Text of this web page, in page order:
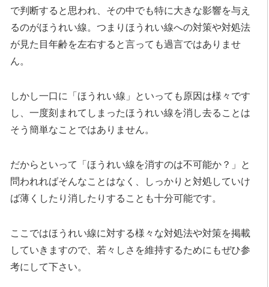
で判断すると思われ、その中でも特に大きな影響を与え
るのがほうれい線。つまりほうれい線への対策や対処法
が見た目年齢を左右すると言っても過言ではありませ
ん。
しかし一口に「ほうれい線」といっても原因は様々です
し、一度刻まれてしまったほうれい線を消し去ることは
そう簡単なことではありません。
だからといって「ほうれい線を消すのは不可能か？」と
問われればそんなことはなく、しっかりと対処していけ
ば薄くしたり消したりすることも十分可能です。
ここではほうれい線に対する様々な対処法や対策を掲載
していきますので、若々しさを維持するためにもぜひ参
考にして下さい。